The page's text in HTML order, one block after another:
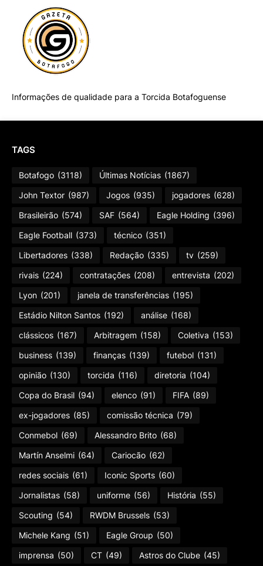
Informações de qualidade para a Torcida Botafoguense
TAGS
Botafogo (3118) Últimas Notícias (1867)
John Textor (987) Jogos (935) jogadores (628)
Brasileirão (574) SAF (564) Eagle Holding (396)
Eagle Football (373) técnico (351)
Libertadores (338) Redação (335) tv (259)
rivais (224) contratações (208) entrevista (202)
Lyon (201) janela de transferências (195)
Estádio Nilton Santos (192) análise (168)
clássicos (167) Arbitragem (158) Coletiva (153)
business (139) finanças (139) futebol (131)
opinião (130) torcida (116) diretoria (104)
Copa do Brasil (94) elenco (91) FIFA (89)
ex-jogadores (85) comissão técnica (79)
Conmebol (69) Alessandro Brito (68)
Martín Anselmi (64) Cariocão (62)
redes sociais (61) Iconic Sports (60)
Jornalistas (58) uniforme (56) História (55)
Scouting (54) RWDM Brussels (53)
Michele Kang (51) Eagle Group (50)
imprensa (50) CT (49) Astros do Clube (45)